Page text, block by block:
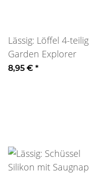
Lässig: Löffel 4-teilig
Garden Explorer
8,95 € *